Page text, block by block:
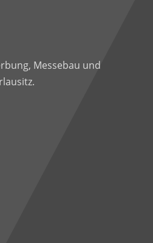
Messebau und